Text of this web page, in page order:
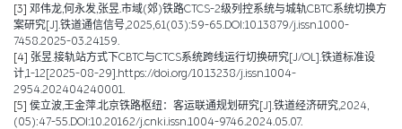
[3] 邓伟龙,何永发,张昱.市域(郊)铁路CTCS-2级列控系统与城轨CBTC系统切换方
案研究[J].铁道通信信号,2025,61(03):59-65.DOI:10.13879/j.issn.1000-
7458.2025-03.24159.
[4] 张昱.接轨站方式下CBTC与CTCS系统跨线运行切换研究[J/OL].铁道标准设
计,1-12[2025-08-29].https://doi.org/10.13238/j.issn.1004-
2954.202404240001.
[5] 侯立波,王金萍.北京铁路枢纽：客运联通规划研究[J].铁道经济研究,2024,
(05):47-55.DOI:10.20162/j.cnki.issn.1004-9746.2024.05.07.